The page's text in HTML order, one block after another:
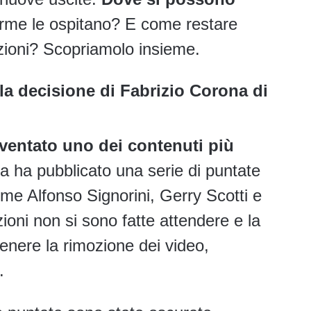
le ospitano? E come restare
Scopriamolo insieme.
decisione di Fabrizio Corona di
uno dei contenuti più
ha pubblicato una serie di puntate
Alfonso Signorini, Gerry Scotti e
non si sono fatte attendere e la
la rimozione dei video,